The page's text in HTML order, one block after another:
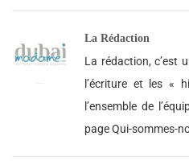
La Rédaction
La rédaction, c’est
l’écriture et les «
l’ensemble de
page Qui-sommes-